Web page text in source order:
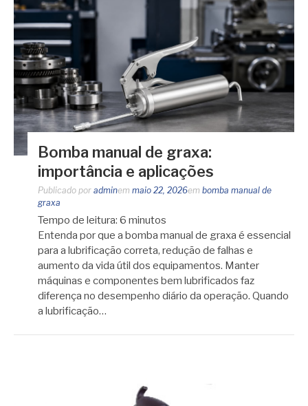
Bomba manual de graxa:
importância e aplicações
Publicado por adminem maio 22, 2026em bomba manual de
graxa
Tempo de leitura: 6 minutos
Entenda por que a bomba manual de graxa é essencial
para a lubrificação correta, redução de falhas e
aumento da vida útil dos equipamentos. Manter
máquinas e componentes bem lubrificados faz
diferença no desempenho diário da operação. Quando
a lubrificação…